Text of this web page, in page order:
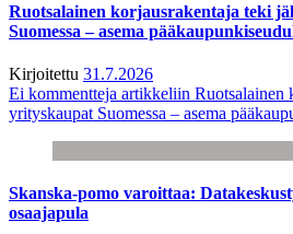
Ruotsalainen korjausrakentaja teki
Suomessa – asema
Kirjoitettu 31.7.2026
Ei kommentteja artikkeliin Ruotsalainen
yrityskaupat Suomessa – asema
Skanska-pomo varoittaa:
osaajapula